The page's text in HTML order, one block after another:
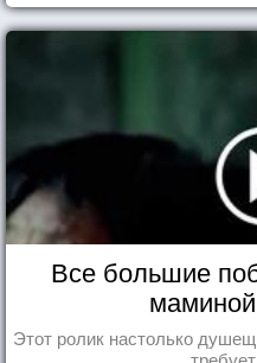
Все большие
Этот ролик настолько